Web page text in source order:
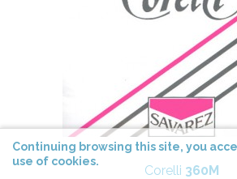
Corelli 360M
Continuing browsing this site, you
use of cookies.